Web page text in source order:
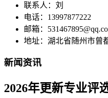
联系人：刘
电话：13997877222
邮箱：
地址：湖北省随州市曾
新闻资讯
2026年更新专业评